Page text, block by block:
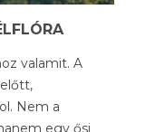
valamit. A
Nem a
egy ősi